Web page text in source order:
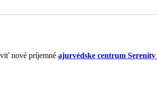
nové príjemné ajurvédske centrum Serenity